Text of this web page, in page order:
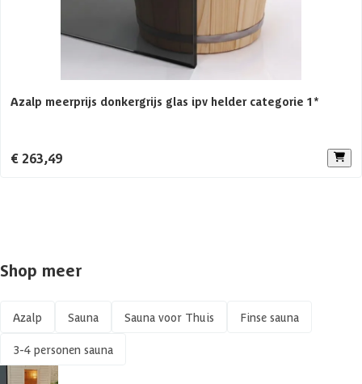
Geen
Aanbevolen vermogen saunakachel
Aantal personen 1-4 personen
Constructietype Massieve sauna
Azalp meerprijs donkergrijs glas ipv helder categorie 1*
€ 263,49
Shop meer
Azalp Sauna Sauna voor Thuis Finse sauna
3-4 personen sauna